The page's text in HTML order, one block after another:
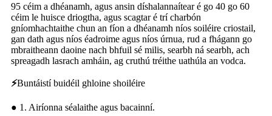
95 céim a dhéanamh, agus ansin díshalannaítear é go 40 go 60
céim le huisce driogtha, agus scagtar é trí charbón
gníomhachtaithe chun an fíon a dhéanamh níos soiléire criostail,
gan dath agus níos éadroime agus níos úrnua, rud a fhágann go
mbraitheann daoine nach bhfuil sé milis, searbh ná searbh, ach
spreagadh lasrach amháin, ag cruthú tréithe uathúla an vodca.
⚡Buntáistí buidéil ghloine shoiléire
● 1. Airíonna séalaithe agus bacainní.